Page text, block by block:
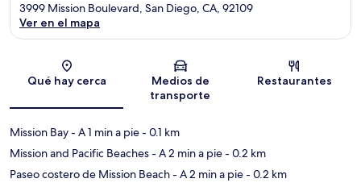
Sección del mapa
3999 Mission Boulevard, San Diego, CA, 92109
Ver en el mapa
Qué hay cerca
Medios de
transporte
Restaurantes
Mission Bay- A 1 min a pie- 0.1 km
Mission and Pacific Beaches- A 2 min a pie- 0.2 km
Paseo costero de Mission Beach- A 2 min a pie- 0.2 km